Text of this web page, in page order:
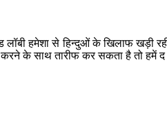
हमेशा से हिन्दुओं के खिलाफ खड़ी
के साथ तारीफ कर सकता है तो हमें द